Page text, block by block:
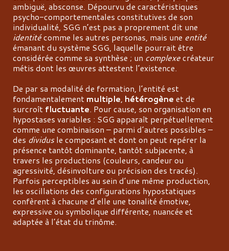
ambiguë, absconse. Dépourvu de caractéristiques
psycho-comportementales constitutives de son
individualité, SGG n’est pas a proprement dit une
identitécomme les autres personas, mais une entité
émanant du système SGG, laquelle pourrait être
considérée comme sa synthèse ; un complexecréateur
métis dont les œuvres attestent l’existence.
De par sa modalité de formation, l’entité est
fondamentalement multiple, hétérogène et de
surcroît fluctuante. Pour cause, son organisation en
hypostases variables : SGG apparaît perpétuellement
comme une combinaison – parmi d’autres possibles –
des dividusle composant et dont on peut repérer la
présence tantôt dominante, tantôt subjacente, à
travers les productions (couleurs, candeur ou
agressivité, désinvolture ou précision des tracés).
Parfois perceptibles au sein d’une même production,
les oscillations des configurations hypostatiques
confèrent à chacune d’elle une tonalité émotive,
expressive ou symbolique différente, nuancée et
adaptée à l’état du trinôme.